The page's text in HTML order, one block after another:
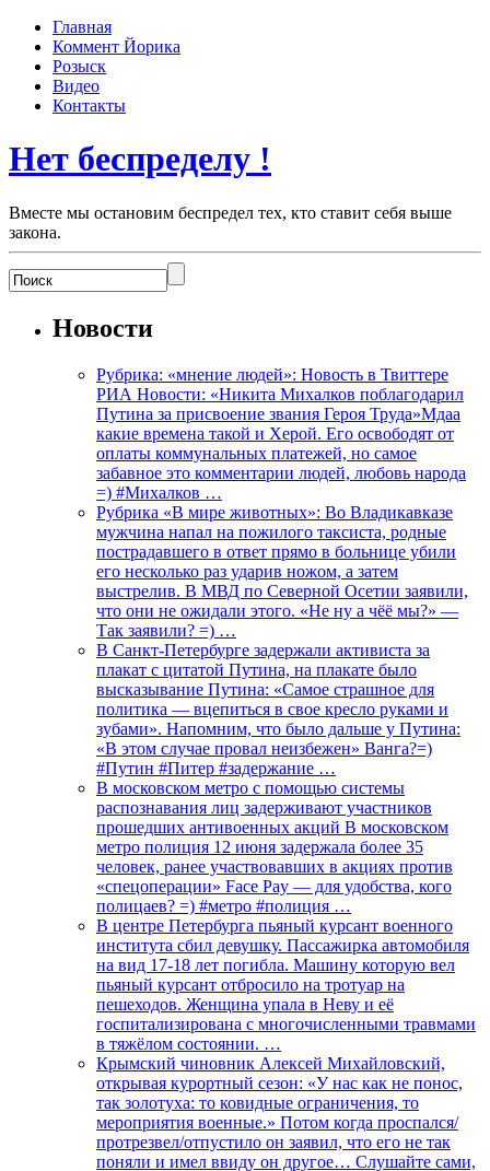
Главная
Коммент Йорика
Розыск
Видео
Контакты
Нет беспределу !
Вместе мы остановим беспредел тех, кто ставит себя выше
закона.
Новости
Рубрика: «мнение людей»: Новость в Твиттере
РИА Новости: «Никита Михалков поблагодарил
Путина за присвоение звания Героя Труда»Мдаа
какие времена такой и Херой. Его освободят от
оплаты коммунальных платежей, но самое
забавное это комментарии людей, любовь народа
=) #Михалков …
Рубрика «В мире животных»: Во Владикавказе
мужчина напал на пожилого таксиста, родные
пострадавшего в ответ прямо в больнице убили
его несколько раз ударив ножом, а затем
выстрелив. В МВД по Северной Осетии заявили,
что они не ожидали этого. «Не ну а чёё мы?» —
Так заявили? =) …
В Санкт-Петербурге задержали активиста за
плакат с цитатой Путина, на плакате было
высказывание Путина: «Самое страшное для
политика — вцепиться в свое кресло руками и
зубами». Напомним, что было дальше у Путина:
«В этом случае провал неизбежен» Ванга?=)
#Путин #Питер #задержание …
В московском метро с помощью системы
распознавания лиц задерживают участников
прошедших антивоенных акций В московском
метро полиция 12 июня задержала более 35
человек, ранее участвовавших в акциях против
«спецоперации» Face Pay — для удобства, кого
полицаев? =) #метро #полиция …
В центре Петербурга пьяный курсант военного
института сбил девушку. Пассажирка автомобиля
на вид 17-18 лет погибла. Машину которую вел
пьяный курсант отбросило на тротуар на
пешеходов. Женщина упала в Неву и её
госпитализирована с многочисленными травмами
в тяжёлом состоянии. …
Крымский чиновник Алексей Михайловский,
открывая курортный сезон: «У нас как не понос,
так золотуха: то ковидные ограничения, то
мероприятия военные.» Потом когда проспался/
протрезвел/отпустило он заявил, что его не так
поняли и имел ввиду он другое… Слушайте сами,